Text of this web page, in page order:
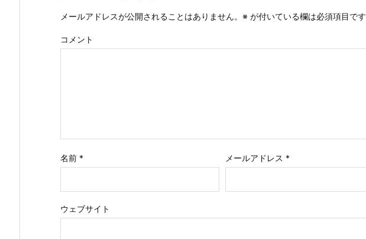
メールアドレスが公開されることはありません。 ※ が付いている欄は必須項目です
コメント
名前 * メールアドレス *
ウェブサイト